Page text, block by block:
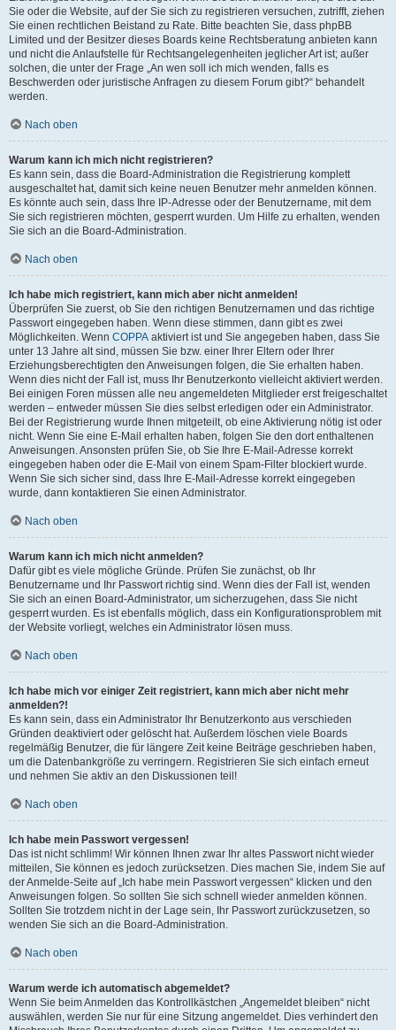
Sie oder die Website, auf der Sie sich zu registrieren versuchen, zutrifft, ziehen
Sie einen rechtlichen Beistand zu Rate. Bitte beachten Sie, dass phpBB
Limited und der Besitzer dieses Boards keine Rechtsberatung anbieten kann
und nicht die Anlaufstelle für Rechtsangelegenheiten jeglicher Art ist; außer
solchen, die unter der Frage „An wen soll ich mich wenden, falls es
Beschwerden oder juristische Anfragen zu diesem Forum gibt?“ behandelt
werden.
Nach oben
Warum kann ich mich nicht registrieren?
Es kann sein, dass die Board-Administration die Registrierung komplett
ausgeschaltet hat, damit sich keine neuen Benutzer mehr anmelden können.
Es könnte auch sein, dass Ihre IP-Adresse oder der Benutzername, mit dem
Sie sich registrieren möchten, gesperrt wurden. Um Hilfe zu erhalten, wenden
Sie sich an die Board-Administration.
Nach oben
Ich habe mich registriert, kann mich aber nicht anmelden!
Überprüfen Sie zuerst, ob Sie den richtigen Benutzernamen und das richtige
Passwort eingegeben haben. Wenn diese stimmen, dann gibt es zwei
Möglichkeiten. Wenn COPPA aktiviert ist und Sie angegeben haben, dass Sie
unter 13 Jahre alt sind, müssen Sie bzw. einer Ihrer Eltern oder Ihrer
Erziehungsberechtigten den Anweisungen folgen, die Sie erhalten haben.
Wenn dies nicht der Fall ist, muss Ihr Benutzerkonto vielleicht aktiviert werden.
Bei einigen Foren müssen alle neu angemeldeten Mitglieder erst freigeschaltet
werden – entweder müssen Sie dies selbst erledigen oder ein Administrator.
Bei der Registrierung wurde Ihnen mitgeteilt, ob eine Aktivierung nötig ist oder
nicht. Wenn Sie eine E-Mail erhalten haben, folgen Sie den dort enthaltenen
Anweisungen. Ansonsten prüfen Sie, ob Sie Ihre E-Mail-Adresse korrekt
eingegeben haben oder die E-Mail von einem Spam-Filter blockiert wurde.
Wenn Sie sich sicher sind, dass Ihre E-Mail-Adresse korrekt eingegeben
wurde, dann kontaktieren Sie einen Administrator.
Nach oben
Warum kann ich mich nicht anmelden?
Dafür gibt es viele mögliche Gründe. Prüfen Sie zunächst, ob Ihr
Benutzername und Ihr Passwort richtig sind. Wenn dies der Fall ist, wenden
Sie sich an einen Board-Administrator, um sicherzugehen, dass Sie nicht
gesperrt wurden. Es ist ebenfalls möglich, dass ein Konfigurationsproblem mit
der Website vorliegt, welches ein Administrator lösen muss.
Nach oben
Ich habe mich vor einiger Zeit registriert, kann mich aber nicht mehr
anmelden?!
Es kann sein, dass ein Administrator Ihr Benutzerkonto aus verschieden
Gründen deaktiviert oder gelöscht hat. Außerdem löschen viele Boards
regelmäßig Benutzer, die für längere Zeit keine Beiträge geschrieben haben,
um die Datenbankgröße zu verringern. Registrieren Sie sich einfach erneut
und nehmen Sie aktiv an den Diskussionen teil!
Nach oben
Ich habe mein Passwort vergessen!
Das ist nicht schlimm! Wir können Ihnen zwar Ihr altes Passwort nicht wieder
mitteilen, Sie können es jedoch zurücksetzen. Dies machen Sie, indem Sie auf
der Anmelde-Seite auf „Ich habe mein Passwort vergessen“ klicken und den
Anweisungen folgen. So sollten Sie sich schnell wieder anmelden können.
Sollten Sie trotzdem nicht in der Lage sein, Ihr Passwort zurückzusetzen, so
wenden Sie sich an die Board-Administration.
Nach oben
Warum werde ich automatisch abgemeldet?
Wenn Sie beim Anmelden das Kontrollkästchen „Angemeldet bleiben“ nicht
auswählen, werden Sie nur für eine Sitzung angemeldet. Dies verhindert den